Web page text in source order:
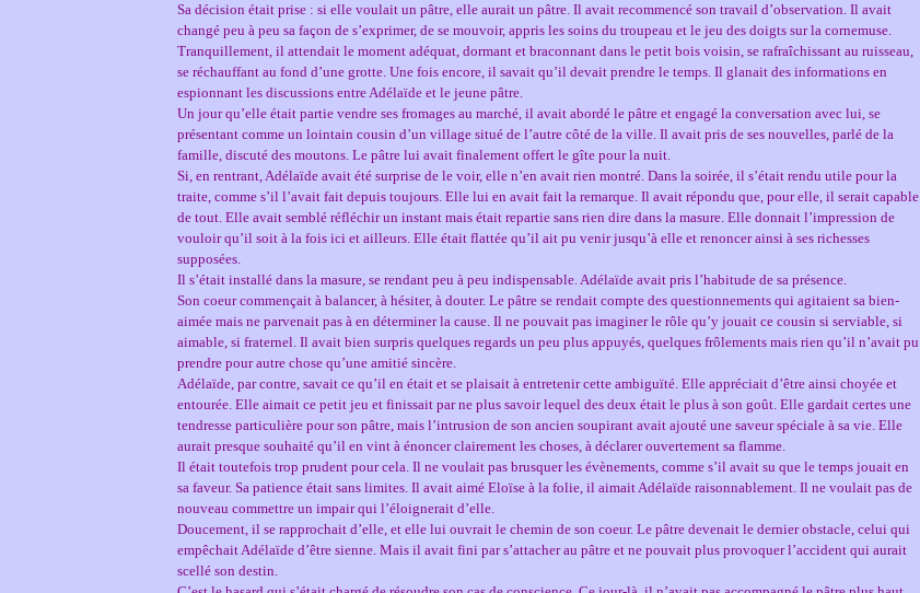
Sa décision était prise : si elle voulait un pâtre, elle aurait un pâtre. Il avait recommencé son travail d’observation. Il avait
changé peu à peu sa façon de s’exprimer, de se mouvoir, appris les soins du troupeau et le jeu des doigts sur la cornemuse.
Tranquillement, il attendait le moment adéquat, dormant et braconnant dans le petit bois voisin, se rafraîchissant au ruisseau,
se réchauffant au fond d’une grotte. Une fois encore, il savait qu’il devait prendre le temps. Il glanait des informations en
espionnant les discussions entre Adélaïde et le jeune pâtre.
Un jour qu’elle était partie vendre ses fromages au marché, il avait abordé le pâtre et engagé la conversation avec lui, se
présentant comme un lointain cousin d’un village situé de l’autre côté de la ville. Il avait pris de ses nouvelles, parlé de la
famille, discuté des moutons. Le pâtre lui avait finalement offert le gîte pour la nuit.
Si, en rentrant, Adélaïde avait été surprise de le voir, elle n’en avait rien montré. Dans la soirée, il s’était rendu utile pour la
traite, comme s’il l’avait fait depuis toujours. Elle lui en avait fait la remarque. Il avait répondu que, pour elle, il serait capable
de tout. Elle avait semblé réfléchir un instant mais était repartie sans rien dire dans la masure. Elle donnait l’impression de
vouloir qu’il soit à la fois ici et ailleurs. Elle était flattée qu’il ait pu venir jusqu’à elle et renoncer ainsi à ses richesses
supposées.
Il s’était installé dans la masure, se rendant peu à peu indispensable. Adélaïde avait pris l’habitude de sa présence.
Son coeur commençait à balancer, à hésiter, à douter. Le pâtre se rendait compte des questionnements qui agitaient sa bien-
aimée mais ne parvenait pas à en déterminer la cause. Il ne pouvait pas imaginer le rôle qu’y jouait ce cousin si serviable, si
aimable, si fraternel. Il avait bien surpris quelques regards un peu plus appuyés, quelques frôlements mais rien qu’il n’avait pu
prendre pour autre chose qu’une amitié sincère.
Adélaïde, par contre, savait ce qu’il en était et se plaisait à entretenir cette ambiguïté. Elle appréciait d’être ainsi choyée et
entourée. Elle aimait ce petit jeu et finissait par ne plus savoir lequel des deux était le plus à son goût. Elle gardait certes une
tendresse particulière pour son pâtre, mais l’intrusion de son ancien soupirant avait ajouté une saveur spéciale à sa vie. Elle
aurait presque souhaité qu’il en vint à énoncer clairement les choses, à déclarer ouvertement sa flamme.
Il était toutefois trop prudent pour cela. Il ne voulait pas brusquer les évènements, comme s’il avait su que le temps jouait en
sa faveur. Sa patience était sans limites. Il avait aimé Eloïse à la folie, il aimait Adélaïde raisonnablement. Il ne voulait pas de
nouveau commettre un impair qui l’éloignerait d’elle.
Doucement, il se rapprochait d’elle, et elle lui ouvrait le chemin de son coeur. Le pâtre devenait le dernier obstacle, celui qui
empêchait Adélaïde d’être sienne. Mais il avait fini par s’attacher au pâtre et ne pouvait plus provoquer l’accident qui aurait
scellé son destin.